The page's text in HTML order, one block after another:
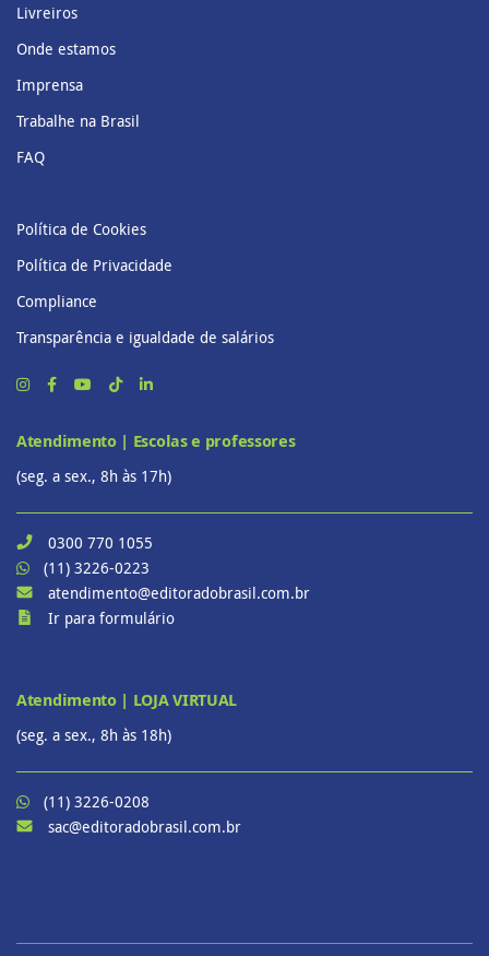
Livreiros
Onde estamos
Imprensa
Trabalhe na Brasil
FAQ
Política de Cookies
Política de Privacidade
Compliance
Transparência e igualdade de salários
Atendimento | Escolas e professores
(seg. a sex., 8h às 17h)
0300 770 1055
(11) 3226-0223
atendimento@editoradobrasil.com.br
Ir para formulário
Atendimento | LOJA VIRTUAL
(seg. a sex., 8h às 18h)
(11) 3226-0208
sac@editoradobrasil.com.br